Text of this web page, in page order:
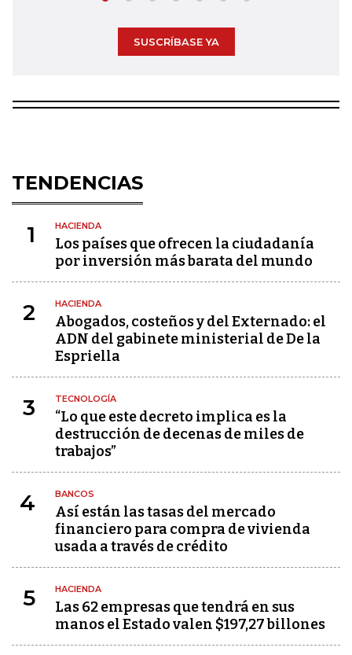
SUSCRÍBASE YA
TENDENCIAS
1 HACIENDA
Los países que ofrecen la ciudadanía
por inversión más barata del mundo
2 HACIENDA
Abogados, costeños y del Externado: el
ADN del gabinete ministerial de De la
Espriella
3 TECNOLOGÍA
“Lo que este decreto implica es la
destrucción de decenas de miles de
trabajos”
4 BANCOS
Así están las tasas del mercado
financiero para compra de vivienda
usada a través de crédito
5 HACIENDA
Las 62 empresas que tendrá en sus
manos el Estado valen $197,27 billones